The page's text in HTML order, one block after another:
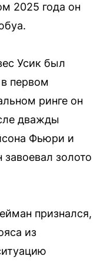
2025 года он
Усик был
первом
ринге он
дважды
Фьюри и
золото
признался,
из